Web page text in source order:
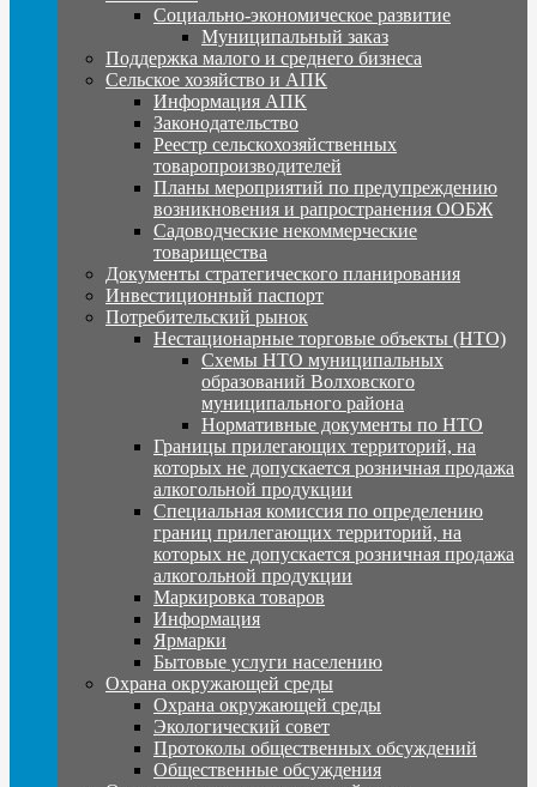
Социально-экономическое развитие
Муниципальный заказ
Поддержка малого и среднего бизнеса
Сельское хозяйство и АПК
Информация АПК
Законодательство
Реестр сельскохозяйственных
товаропроизводителей
Планы мероприятий по предупреждению
возникновения и рапространения ООБЖ
Садоводческие некоммерческие
товарищества
Документы стратегического планирования
Инвестиционный паспорт
Потребительский рынок
Нестационарные торговые объекты (НТО)
Схемы НТО муниципальных
образований Волховского
муниципального района
Нормативные документы по НТО
Границы прилегающих территорий, на
которых не допускается розничная продажа
алкогольной продукции
Специальная комиссия по определению
границ прилегающих территорий, на
которых не допускается розничная продажа
алкогольной продукции
Маркировка товаров
Информация
Ярмарки
Бытовые услуги населению
Охрана окружающей среды
Охрана окружающей среды
Экологический совет
Протоколы общественных обсуждений
Общественные обсуждения